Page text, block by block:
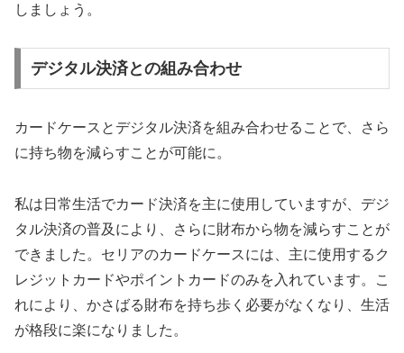
しましょう。
デジタル決済との組み合わせ
カードケースとデジタル決済を組み合わせることで、さら
に持ち物を減らすことが可能に。
私は日常生活でカード決済を主に使用していますが、デジ
タル決済の普及により、さらに財布から物を減らすことが
できました。セリアのカードケースには、主に使用するク
レジットカードやポイントカードのみを入れています。こ
れにより、かさばる財布を持ち歩く必要がなくなり、生活
が格段に楽になりました。